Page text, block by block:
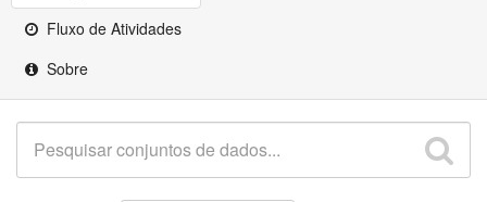
Fluxo de Atividades
Sobre